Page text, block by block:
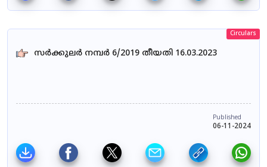
Circulars
സർക്കുലർ നമ്പർ 6/2019 തീയതി 16.03.2023
Published
06-11-2024